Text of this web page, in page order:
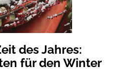
des Jahres:
für den Winter